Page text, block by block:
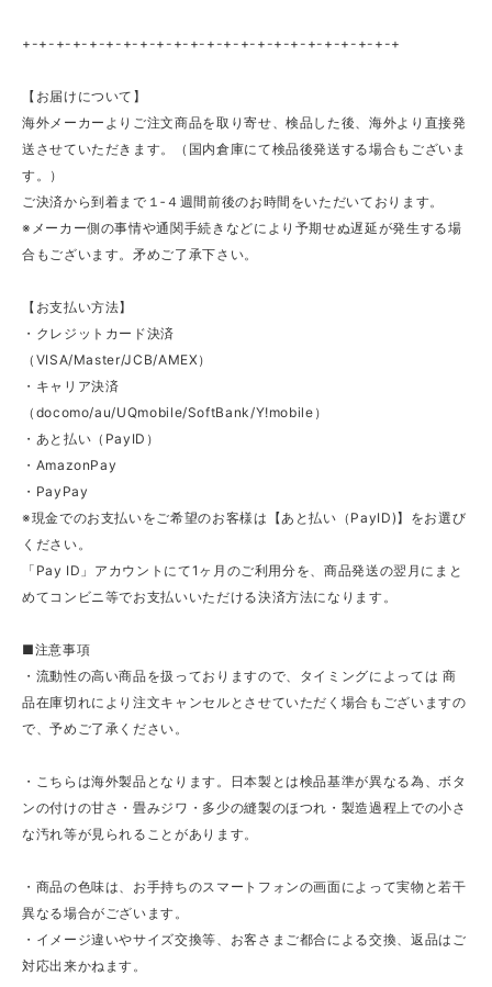
+-+-+-+-+-+-+-+-+-+-+-+-+-+-+-+-+-+-+-+-+-+-+
【お届けについて】
海外メーカーよりご注文商品を取り寄せ、検品した後、海外より直接発
送させていただきます。（国内倉庫にて検品後発送する場合もございま
す。）
ご決済から到着まで１‐４週間前後のお時間をいただいております。
※メーカー側の事情や通関手続きなどにより予期せぬ遅延が発生する場
合もございます。矛めご了承下さい。
【お支払い方法】
・クレジットカード決済
（VISA/Master/JCB/AMEX）
・キャリア決済
（docomo/au/UQmobile/SoftBank/Y!mobile）
・あと払い（PayID）
・AmazonPay
・PayPay
※現金でのお支払いをご希望のお客様は【あと払い（PayID)】をお選び
ください。
「Pay ID」アカウントにて1ヶ月のご利用分を、商品発送の翌月にまと
めてコンビニ等でお支払いいただける決済方法になります。
■注意事項
・流動性の高い商品を扱っておりますので、タイミングによっては 商
品在庫切れにより注文キャンセルとさせていただく場合もございますの
で、予めご了承ください。
・こちらは海外製品となります。日本製とは検品基準が異なる為、ボタ
ンの付けの甘さ・畳みジワ・多少の縫製のほつれ・製造過程上での小さ
な汚れ等が見られることがあります。
・商品の色味は、お手持ちのスマートフォンの画面によって実物と若干
異なる場合がございます。
・イメージ違いやサイズ交換等、お客さまご都合による交換、返品はご
対応出来かねます。